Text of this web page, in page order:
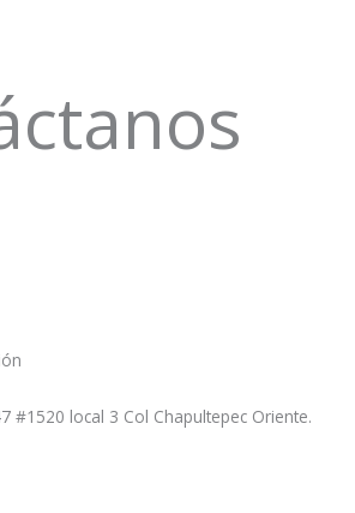
#1520 local 3 Col Chapultepec Oriente.